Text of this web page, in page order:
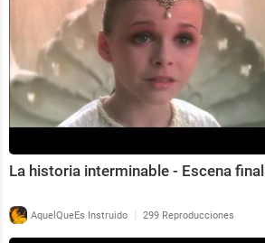
La historia interminable - Escena final
AquelQueEs Instruido | 299 Reproducciones